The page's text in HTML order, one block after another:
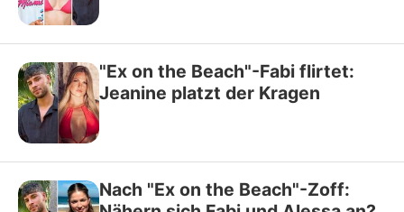
"Ex on the Beach"-Fabi flirtet:
Jeanine platzt der Kragen
Nach "Ex on the Beach"-Zoff: